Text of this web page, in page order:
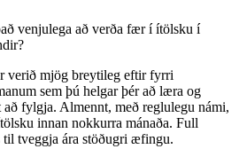
venjulega að verða fær í ítölsku í
verið mjög breytileg eftir fyrri
sem þú helgar þér að læra og
fylgja. Almennt, með reglulegu námi,
innan nokkurra mánaða. Full
tveggja ára stöðugri æfingu.